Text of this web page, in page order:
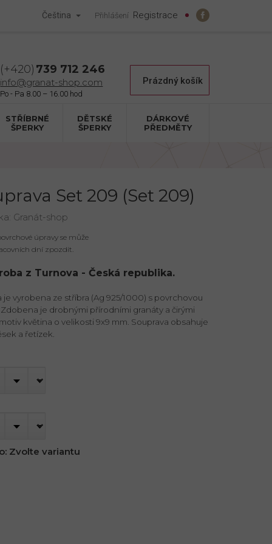
Čeština Přihlášení Registrace
739 712 246
info@granat-shop.com Nákupní
Prázdný košík
STŘÍBRNÉ
ŠPERKY
DĚTSKÉ
ŠPERKY
DÁRKOVÉ
PŘEDMĚTY
Set 209 (Set 209)
Granát-shop
Zvolte variantu
úpravy se může
dní zpozdit.
z Turnova - Česká republika.
je vyrobena ze stříbra (Ag 925/1000) s povrchovou
je drobnými přírodními granáty a čirými
květina o velikosti 9x9 mm. Souprava obsahuje
a řetízek.